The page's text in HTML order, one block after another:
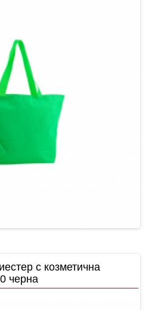
с козметична
черна